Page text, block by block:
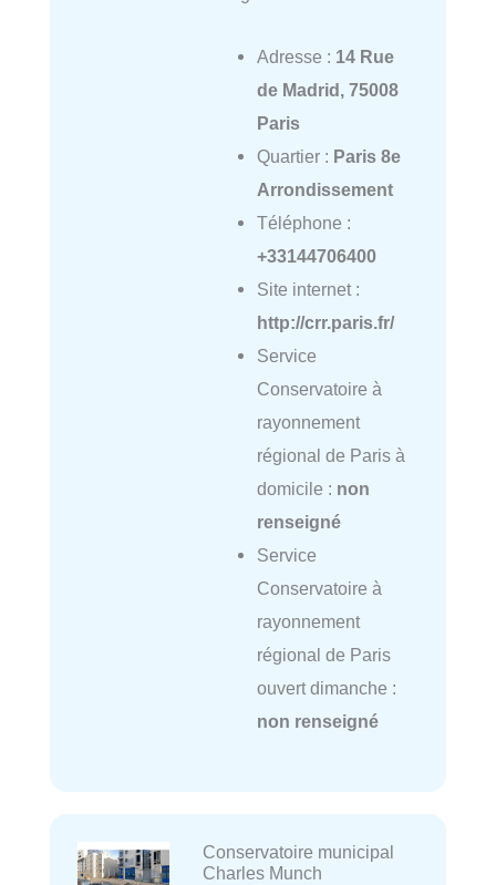
Adresse : 14 Rue
de Madrid, 75008
Paris
Quartier : Paris 8e
Arrondissement
Téléphone :
+33144706400
Site internet :
http://crr.paris.fr/
Service
Conservatoire à
rayonnement
régional de Paris à
domicile : non
renseigné
Service
Conservatoire à
rayonnement
régional de Paris
ouvert dimanche :
non renseigné
Conservatoire municipal
Charles Munch